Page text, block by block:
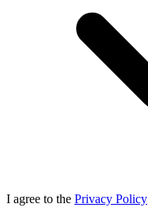
I agree to the Privacy Policy